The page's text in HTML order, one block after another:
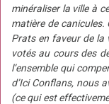
minéraliser la ville à
matière de canicules.
Prats en faveur de la
votés au cours des
l’ensemble qui
d’Ici Conflans, nous
(ce qui est